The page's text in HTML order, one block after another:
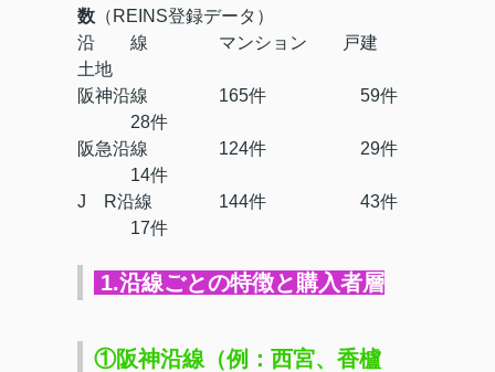
数 （REINS登録データ）
沿 線
マンション
戸建
土地
阪神沿線
165件
59件
28件
阪急沿線
124件
29件
14件
J R沿線
144件
43件
17件
1.沿線ごとの特徴と購入者層
①阪神沿線（例：西宮、香櫨